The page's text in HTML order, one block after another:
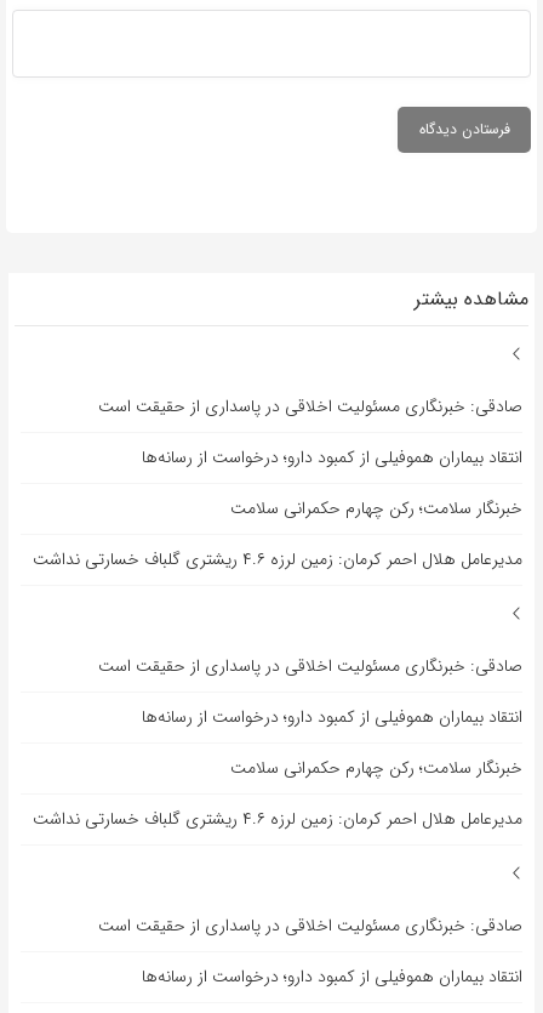
مشاهده بیشتر
صادقی: خبرنگاری مسئولیت اخلاقی در پاسداری از حقیقت است
انتقاد بیماران هموفیلی از کمبود دارو؛ درخواست از رسانه‌ها
خبرنگار سلامت؛ رکن چهارم حکمرانی سلامت
مدیرعامل هلال احمر کرمان: زمین لرزه ۴.۶ ریشتری گلباف خسارتی نداشت
صادقی: خبرنگاری مسئولیت اخلاقی در پاسداری از حقیقت است
انتقاد بیماران هموفیلی از کمبود دارو؛ درخواست از رسانه‌ها
خبرنگار سلامت؛ رکن چهارم حکمرانی سلامت
مدیرعامل هلال احمر کرمان: زمین لرزه ۴.۶ ریشتری گلباف خسارتی نداشت
صادقی: خبرنگاری مسئولیت اخلاقی در پاسداری از حقیقت است
انتقاد بیماران هموفیلی از کمبود دارو؛ درخواست از رسانه‌ها